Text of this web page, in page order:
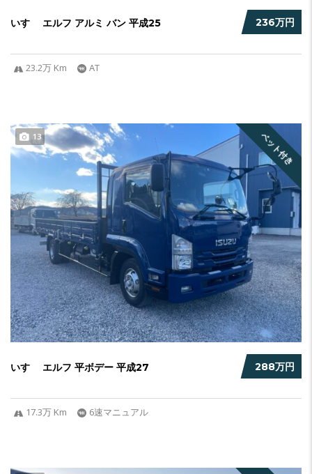
236万円
いすゞ エルフ アルミ バン 平成25
23.2万 Km AT
ベット付き
13
288万円
いすゞ エルフ 平ボデー 平成27
17.3万 Km 6速マニュアル